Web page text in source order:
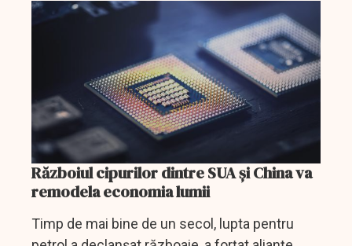
Războiul cipurilor dintre SUA și China va
remodela economia lumii
Timp de mai bine de un secol, lupta pentru